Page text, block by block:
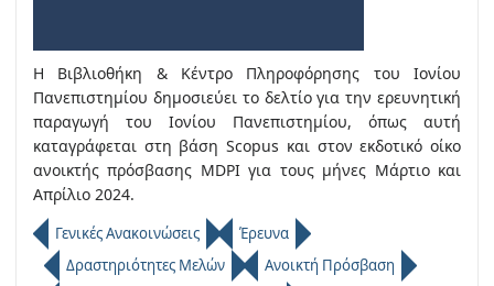
Η Βιβλιοθήκη & Κέντρο Πληροφόρησης του Ιονίου
Πανεπιστημίου δημοσιεύει το δελτίο για την ερευνητική
παραγωγή του Ιονίου Πανεπιστημίου, όπως αυτή
καταγράφεται στη βάση Scopus και στον εκδοτικό οίκο
ανοικτής πρόσβασης MDPI για τους μήνες Μάρτιο και
Απρίλιο 2024.
Γενικές Ανακοινώσεις
Έρευνα
Δραστηριότητες Μελών
Ανοικτή Πρόσβαση